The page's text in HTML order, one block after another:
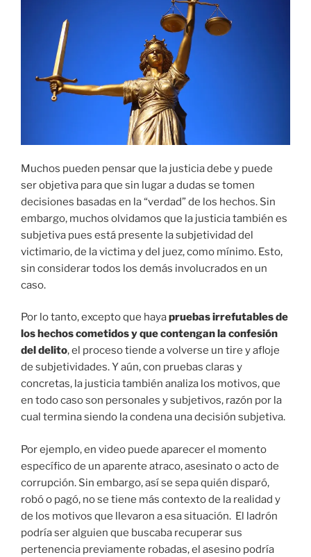
Muchos pueden pensar que la justicia debe y puede
ser objetiva para que sin lugar a dudas se tomen
decisiones basadas en la “verdad” de los hechos. Sin
embargo, muchos olvidamos que la justicia también es
subjetiva pues está presente la subjetividad del
victimario, de la victima y del juez, como mínimo. Esto,
sin considerar todos los demás involucrados en un
caso.
Por lo tanto, excepto que hayapruebas irrefutables de
los hechos cometidos y que contengan la confesión
del delito, el proceso tiende a volverse un tire y afloje
de subjetividades. Y aún, con pruebas claras y
concretas, la justicia también analiza los motivos, que
en todo caso son personales y subjetivos, razón por la
cual termina siendo la condena una decisión subjetiva.
Por ejemplo, en video puede aparecer el momento
específico de un aparente atraco, asesinato o acto de
corrupción. Sin embargo, así se sepa quién disparó,
robó o pagó, no se tiene más contexto de la realidad y
de los motivos que llevaron a esa situación. El ladrón
podría ser alguien que buscaba recuperar sus
pertenencia previamente robadas, el asesino podría